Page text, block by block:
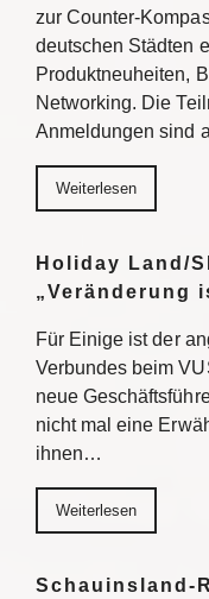
zur Counter-
deutschen Städten
Produktneuheiten,
Networking. Die
Anmeldungen sind
Weiterlesen
Holiday Land/
„Veränderung
Für Einige ist der
Verbundes beim
neue
nicht mal eine
ihnen…
Weiterlesen
Schauinsland-